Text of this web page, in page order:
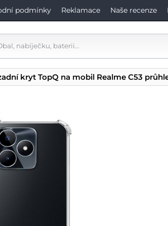
podmínky Reklamace Naše recenze
kryt TopQ na mobil Realme C53